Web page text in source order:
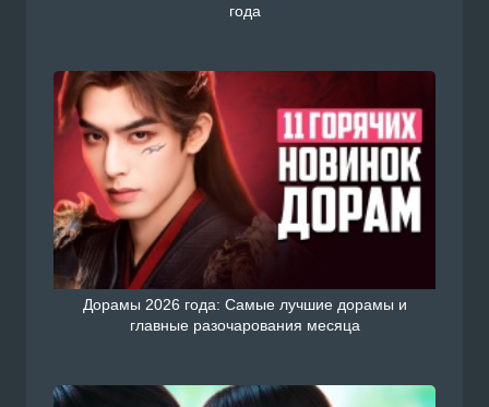
года
Дорамы 2026 года: Самые лучшие дорамы и
главные разочарования месяца